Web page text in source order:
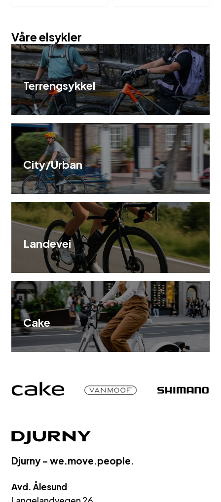
Våre elsykler
Terrengsykkel
City/Urban
Landevei
Cake
Djurny – we.move.people.
Avd. Ålesund